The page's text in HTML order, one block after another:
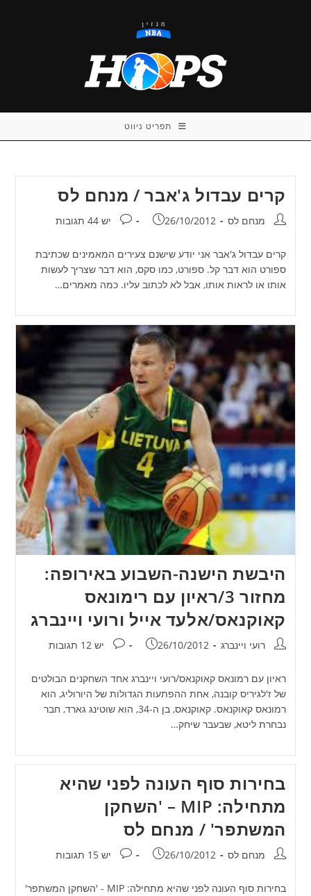
תפריט ניווט
קרים עבדול ג'אבר / מנחם לס
מחבר:מנחם לס פורסם:
26/10/2012 תגובות:
יש 44 תגובות
קרים עבדול ג'אבר אני יודע שישנם צעירים המאמינים שכתיבת
ספורט הוא דבר קל. ספורט, כמו סקס, הוא דבר שצריך לעשות
אותו או לראות אותו, אבל לא לכתוב עליו. כמה מאמרים…
היבשת הישנה-השבוע באירופה:
מחזור 3/ראיון עם רימונאס
קאוקנאס/אלעד אייל ורועי ויינברג
מחבר:רועי ויינברג פורסם:
26/10/2012 תגובות:
יש 12 תגובות
ראיון עם רמונאס קאוקנאס/רועי ויינברג אחד השחקנים הבולטים
של ז'לגיריס קובנה, אחת ההפתעות הגדולות של היורוליג, הוא
רמונאס קאוקנאס. קאוקנאס, בן ה-34, הוא שוטינג גארד, חבר
נבחרת ליטא, שבעבר שיחק…
בחירות סוף העונה לפני שהיא
מתחילה: MIP – 'השחקן
המשתפר' / מנחם לס
מחבר:מנחם לס פורסם:
26/10/2012 תגובות:
יש 15 תגובות
בחירות סוף העונה לפני שהיא מתחילה: MIP - 'השחקן המשתפר'